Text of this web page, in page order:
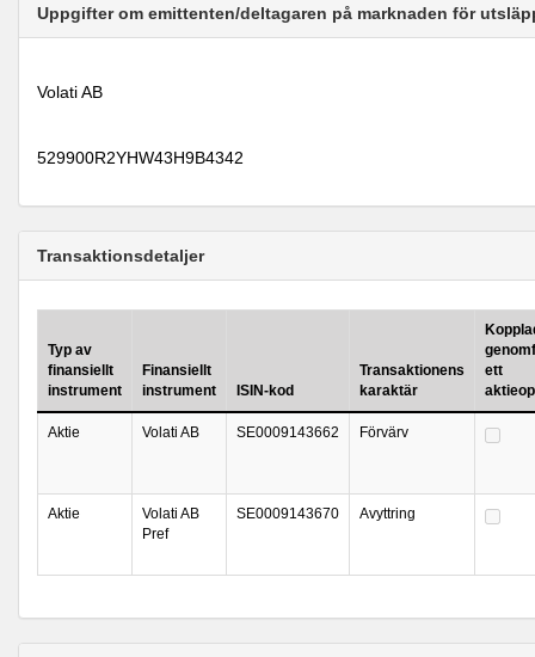
Uppgifter om emittenten/deltagaren på marknaden för
Volati AB
529900R2YHW43H9B4342
Transaktionsdetaljer
Typ av
finansiellt
instrument
Finansiellt
instrument
ISIN-kod
Transaktionens
karaktär
ett
Aktie Volati AB SE0009143662 Förvärv
Aktie
Volati AB
Pref
SE0009143670 Avyttring